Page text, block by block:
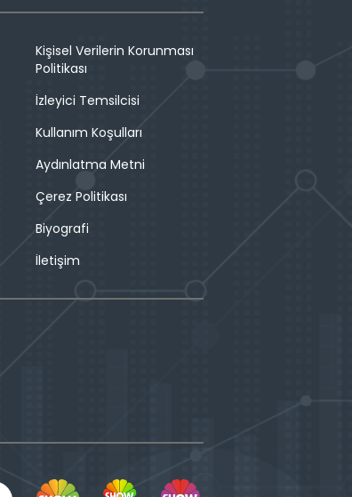
Kişisel Verilerin Korunması
Politikası
İzleyici Temsilcisi
Kullanım Koşulları
Aydınlatma Metni
Çerez Politikası
Biyografi
İletişim